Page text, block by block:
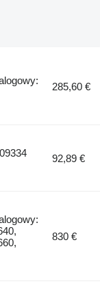
285,60 €
92,89 €
830 €